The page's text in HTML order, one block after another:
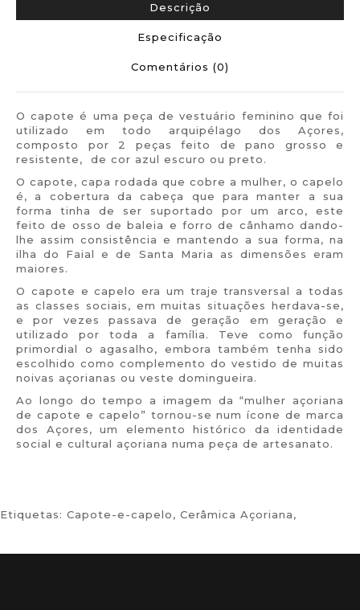
Descrição
Especificação
Comentários (0)
O capote é uma peça de vestuário feminino que foi
utilizado em todo arquipélago dos Açores,
composto por 2 peças feito de pano grosso e
resistente, de cor azul escuro ou preto.
O capote, capa rodada que cobre a mulher, o capelo
é, a cobertura da cabeça que para manter a sua
forma tinha de ser suportado por um arco, este
feito de osso de baleia e forro de cânhamo dando-
lhe assim consistência e mantendo a sua forma, na
ilha do Faial e de Santa Maria as dimensões eram
maiores.
O capote e capelo era um traje transversal a todas
as classes sociais, em muitas situações herdava-se,
e por vezes passava de geração em geração e
utilizado por toda a família. Teve como função
primordial o agasalho, embora também tenha sido
escolhido como complemento do vestido de muitas
noivas açorianas ou veste domingueira.
Ao longo do tempo a imagem da “mulher açoriana
de capote e capelo” tornou-se num ícone de marca
dos Açores, um elemento histórico da identidade
social e cultural açoriana numa peça de artesanato.
Etiquetas: Capote-e-capelo, Cerâmica Açoriana,